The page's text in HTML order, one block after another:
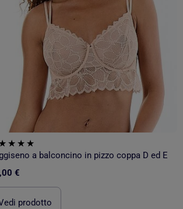
a balconcino in pizzo coppa D ed E
€
prodotto